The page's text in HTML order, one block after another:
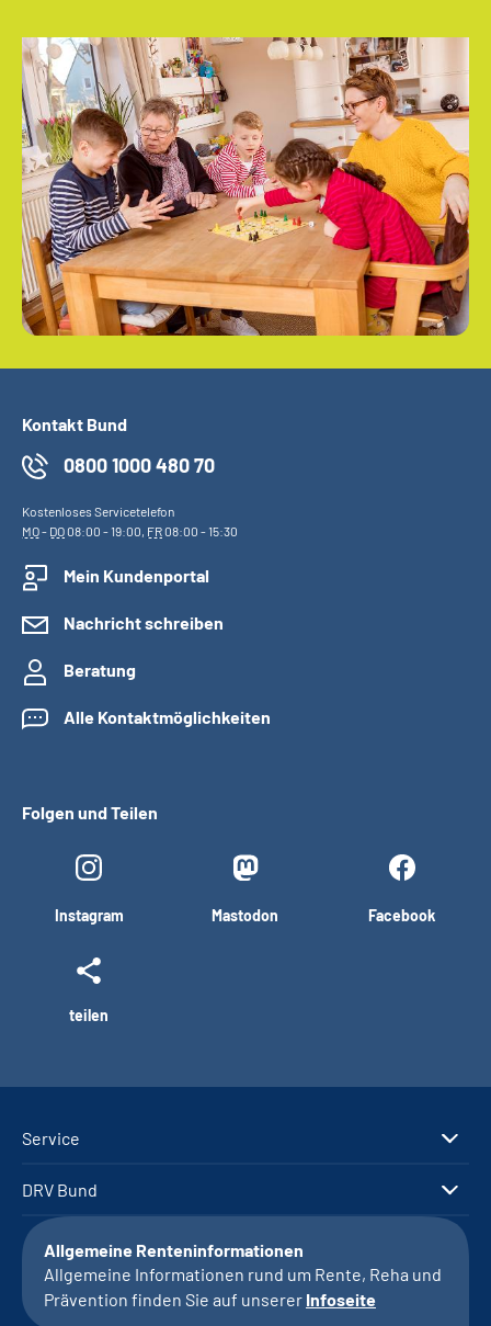
Kontakt Bund
0800 1000 480 70
Kostenloses Servicetelefon
MO- DO08:00 - 19:00, FR08:00 - 15:30
Mein Kundenportal
Nachricht schreiben
Beratung
Alle Kontaktmöglichkeiten
Folgen und Teilen
Instagram Mastodon Facebook
teilen
Service
DRV Bund
Allgemeine Renteninformationen
Allgemeine Informationen rund um Rente, Reha und
Prävention finden Sie auf unserer Infoseite